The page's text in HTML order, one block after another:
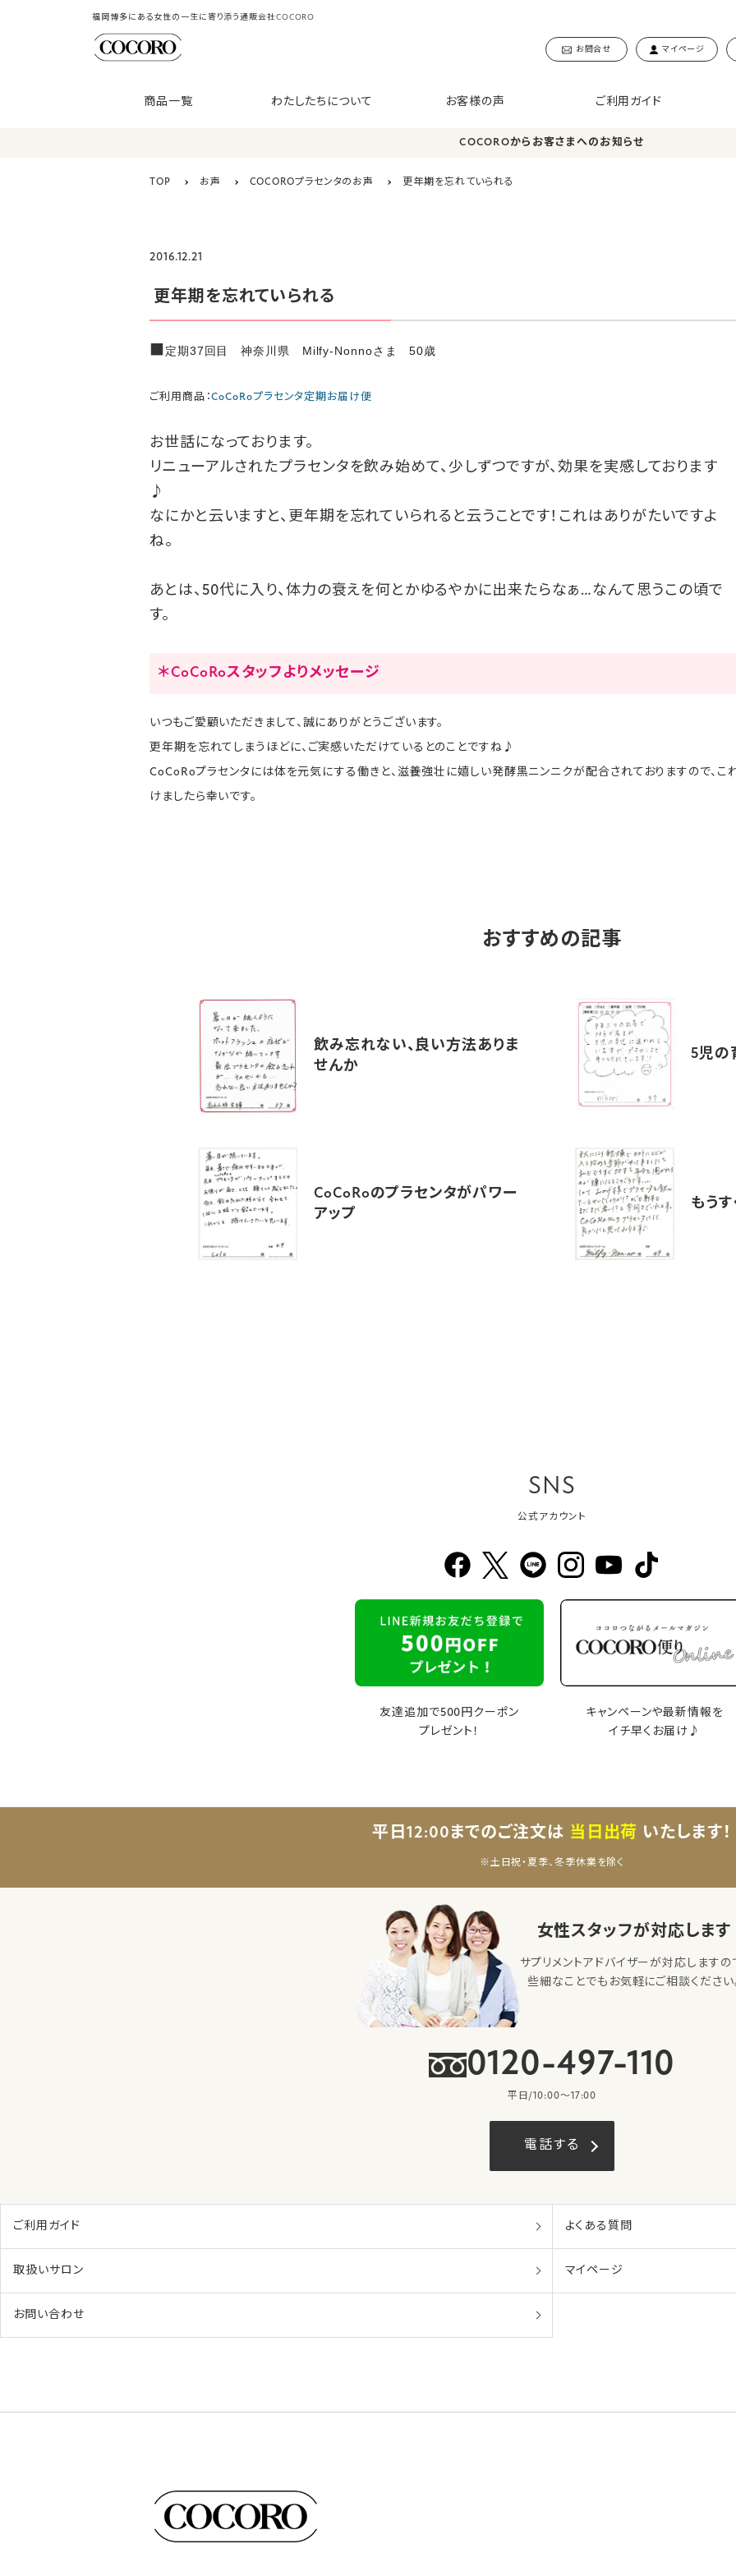
福岡博多にある女性の一生に寄り添う通販会社COCORO
お問合せ マイページ
商品一覧 わたしたちについて お客様の声 ご利用ガイド
COCOROからお客さまへのお知らせ
TOP お声 COCOROプラセンタのお声 更年期を忘れていられる
2016.12.21
更年期を忘れていられる
■定期37回目 神奈川県 Milfy-Nonnoさま 50歳
ご利用商品：CoCoRoプラセンタ定期お届け便
お世話になっております。
リニューアルされたプラセンタを飲み始めて、少しずつですが、効果を実感しております
♪
なにかと云いますと、更年期を忘れていられると云うことです！これはありがたいですよ
ね。
あとは、50代に入り、体力の衰えを何とかゆるやかに出来たらなぁ…なんて思うこの頃で
す。
＊CoCoRoスタッフよりメッセージ
いつもご愛顧いただきまして、誠にありがとうございます。
更年期を忘れてしまうほどに、ご実感いただけているとのことですね♪
CoCoRoプラセンタには体を元気にする働きと、滋養強壮に嬉しい発酵黒ニンニクが配合されておりますので、こ
けましたら幸いです。
おすすめの記事
飲み忘れない、良い方法ありま
せんか
5児の
CoCoRoのプラセンタがパワー
アップ
もう
SNS
公式アカウント
友達追加で500円クーポン
プレゼント！
キャンペーンや最新情報を
イチ早くお届け♪
平日12:00までのご注文は 当日出荷 いたします！
※土日祝・夏季、冬季休業を除く
女性スタッフが対応します
サプリメントアドバイザーが対応しますの
些細なことでもお気軽にご相談ください
0120-497-110
平日/10:00〜17:00
電話する
ご利用ガイド よくある質問
取扱いサロン マイページ
お問い合わせ